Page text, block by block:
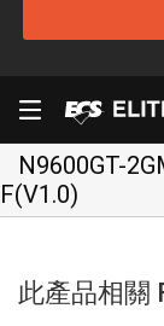
N9600GT-
F(V1.0)
此產品相關